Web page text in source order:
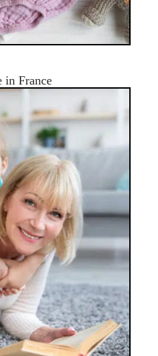
in France